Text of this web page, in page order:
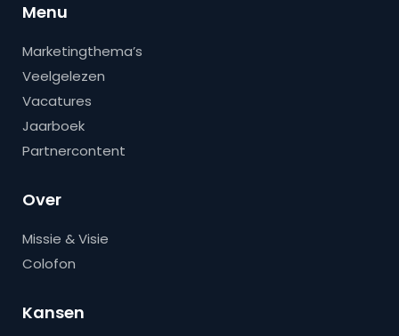
Menu
Marketingthema’s
Veelgelezen
Vacatures
Jaarboek
Partnercontent
Over
Missie & Visie
Colofon
Kansen